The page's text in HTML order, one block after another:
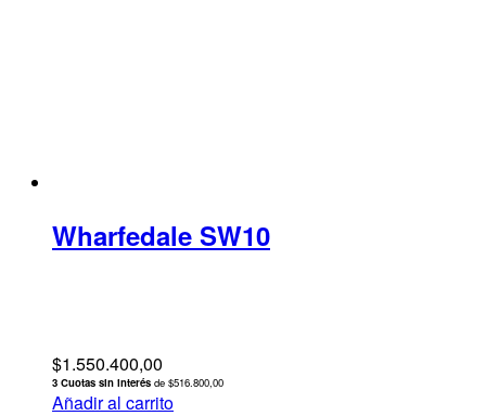
Wharfedale SW10
$1.550.400,00
3 Cuotas sin interés de $516.800,00
Añadir al carrito